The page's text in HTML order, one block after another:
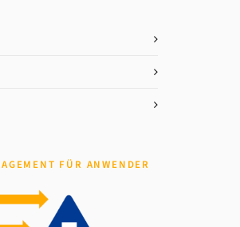
FÜR ANWENDER